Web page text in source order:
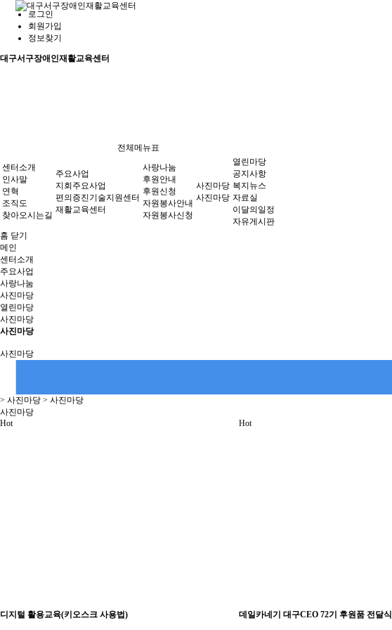
로그인
회원가입
정보찾기
대구서구장애인재활교육센터
전체메뉴표
센터소개
인사말
연혁
조직도
찾아오시는길
주요사업
지회주요사업
편의증진기술지원센터
재활교육센터
사랑나눔
후원안내
후원신청
자원봉사안내
자원봉사신청
사진마당
사진마당
열린마당
공지사항
복지뉴스
자료실
이달의일정
자유게시판
홈 닫기
메인
센터소개
주요사업
사랑나눔
사진마당
열린마당
사진마당
사진마당
사진마당
> 사진마당 > 사진마당
사진마당
Hot
디지털 활용교육(키오스크 사용법)
Hot
데일카네기 대구CEO 72기 후원품 전달식